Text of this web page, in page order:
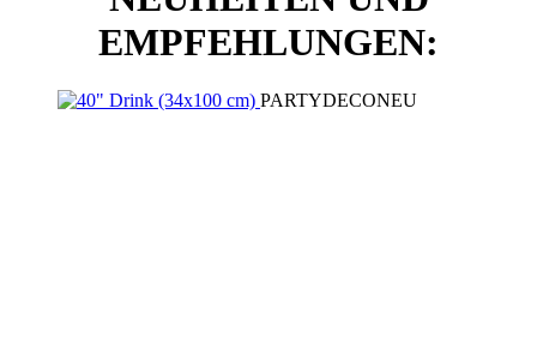
EMPFEHLUNGEN:
PARTYDECONEU